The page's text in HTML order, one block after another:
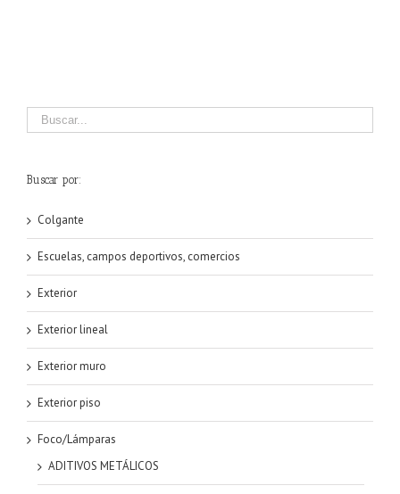
Buscar por:
Colgante
Escuelas, campos deportivos, comercios
Exterior
Exterior lineal
Exterior muro
Exterior piso
Foco/Lámparas
ADITIVOS METÁLICOS